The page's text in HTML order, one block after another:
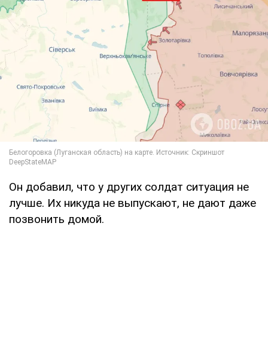
Он добавил, что у других солдат ситуация не
лучше. Их никуда не выпускают, не дают даже
позвонить домой.